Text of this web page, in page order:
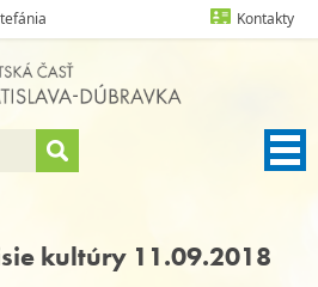
Kontakty
kultúry 11.09.2018